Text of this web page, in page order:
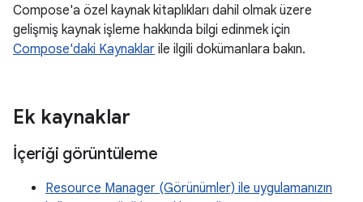
Compose'a özel kaynak kitaplıkları dahil olmak üzere
gelişmiş kaynak işleme hakkında bilgi edinmek için
Compose'daki Kaynaklar ile ilgili dokümanlara bakın.
Ek kaynaklar
İçeriği görüntüleme
Resource Manager (Görünümler) ile uygulamanızın